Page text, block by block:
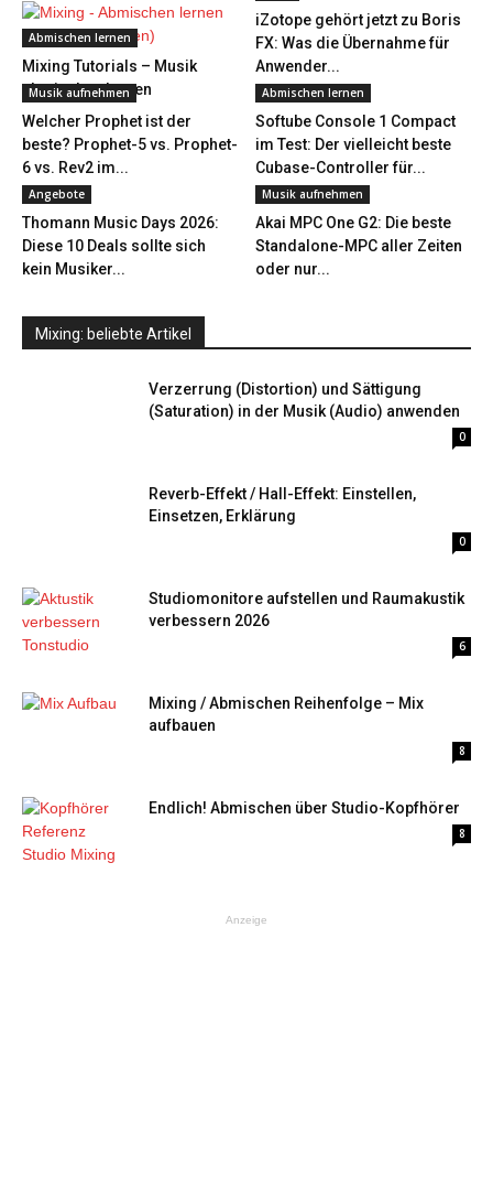
Abmischen lernen
Mixing Tutorials – Musik
abmischen lernen
iZotope gehört jetzt zu Boris
FX: Was die Übernahme für
Anwender...
Musik aufnehmen
Welcher Prophet ist der
beste? Prophet-5 vs. Prophet-
6 vs. Rev2 im...
Abmischen lernen
Softube Console 1 Compact
im Test: Der vielleicht beste
Cubase-Controller für...
Angebote
Thomann Music Days 2026:
Diese 10 Deals sollte sich
kein Musiker...
Musik aufnehmen
Akai MPC One G2: Die beste
Standalone-MPC aller Zeiten
oder nur...
Mixing: beliebte Artikel
Verzerrung (Distortion) und Sättigung
(Saturation) in der Musik (Audio) anwenden
0
Reverb-Effekt / Hall-Effekt: Einstellen,
Einsetzen, Erklärung
0
Studiomonitore aufstellen und Raumakustik
verbessern 2026
6
Mixing / Abmischen Reihenfolge – Mix
aufbauen
8
Endlich! Abmischen über Studio-Kopfhörer
8
Anzeige